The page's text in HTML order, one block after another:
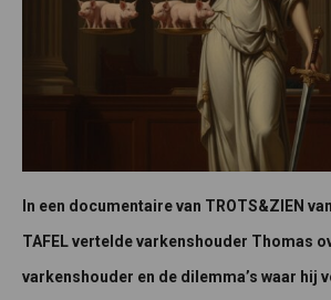
In een documentaire van TROTS&ZIEN
TAFEL vertelde varkenshouder Thomas
varkenshouder en de dilemma’s waar hij